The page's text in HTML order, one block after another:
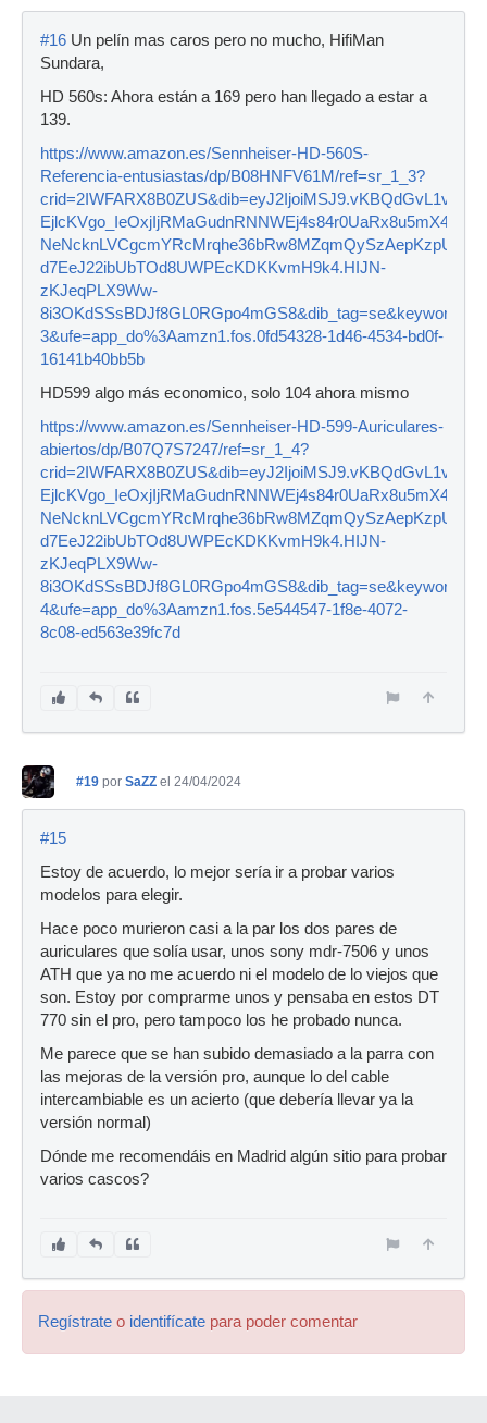
#16 Un pelín mas caros pero no mucho, HifiMan
Sundara,
HD 560s: Ahora están a 169 pero han llegado a estar a
139.
https://www.amazon.es/Sennheiser-HD-560S-
Referencia-entusiastas/dp/B08HNFV61M/ref=sr_1_3?
d7EeJ22ibUbTOd8UWPEcKDKKvmH9k4.HIJN-
zKJeqPLX9Ww-
3&ufe=app_do%3Aamzn1.fos.0fd54328-1d46-4534-bd0f-
16141b40bb5b
HD599 algo más economico, solo 104 ahora mismo
https://www.amazon.es/Sennheiser-HD-599-Auriculares-
abiertos/dp/B07Q7S7247/ref=sr_1_4?
d7EeJ22ibUbTOd8UWPEcKDKKvmH9k4.HIJN-
zKJeqPLX9Ww-
4&ufe=app_do%3Aamzn1.fos.5e544547-1f8e-4072-
8c08-ed563e39fc7d
#19 por SaZZ el 24/04/2024
#15
Estoy de acuerdo, lo mejor sería ir a probar varios
modelos para elegir.
Hace poco murieron casi a la par los dos pares de
auriculares que solía usar, unos sony mdr-7506 y unos
ATH que ya no me acuerdo ni el modelo de lo viejos que
son. Estoy por comprarme unos y pensaba en estos DT
770 sin el pro, pero tampoco los he probado nunca.
Me parece que se han subido demasiado a la parra con
las mejoras de la versión pro, aunque lo del cable
intercambiable es un acierto (que debería llevar ya la
versión normal)
Dónde me recomendáis en Madrid algún sitio para probar
varios cascos?
Regístrate o identifícate para poder comentar